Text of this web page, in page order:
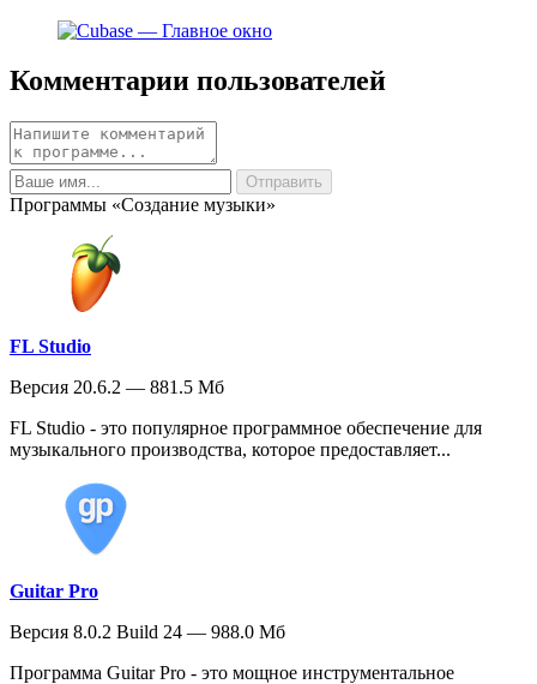
Комментарии пользователей
Программы «Создание музыки»
FL Studio
Версия 20.6.2 — 881.5 Мб
FL Studio - это популярное программное обеспечение для
музыкального производства, которое предоставляет...
Guitar Pro
Версия 8.0.2 Build 24 — 988.0 Мб
Программа Guitar Pro - это мощное инструментальное